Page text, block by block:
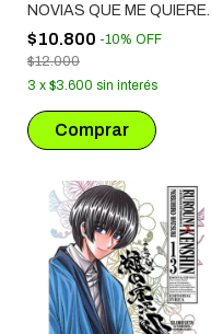
NOVIAS QUE ME QUIEREN
MUCHO MUCHO # 16
$10.800 -10% OFF
$12.000
3 x $3.600 sin interés